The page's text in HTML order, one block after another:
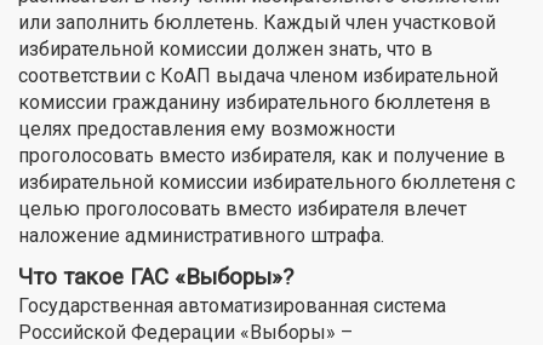
или заполнить бюллетень. Каждый член участковой
избирательной комиссии должен знать, что в
соответствии с КоАП выдача членом избирательной
комиссии гражданину избирательного бюллетеня в
целях предоставления ему возможности
проголосовать вместо избирателя, как и получение в
избирательной комиссии избирательного бюллетеня с
целью проголосовать вместо избирателя влечет
наложение административного штрафа.
Что такое ГАС «Выборы»?
Государственная автоматизированная система
Российской Федерации «Выборы» –